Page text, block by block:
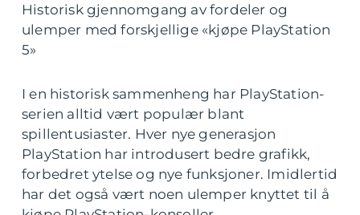
Historisk gjennomgang av fordeler og
ulemper med forskjellige «kjøpe PlayStation
5»
I en historisk sammenheng har PlayStation-
serien alltid vært populær blant
spillentusiaster. Hver nye generasjon
PlayStation har introdusert bedre grafikk,
forbedret ytelse og nye funksjoner. Imidlertid
har det også vært noen ulemper knyttet til å